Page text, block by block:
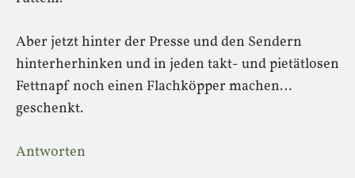
Aber jetzt hinter der Presse und den Sendern
hinterherhinken und in jeden takt- und pietätlosen
Fettnapf noch einen Flachköpper machen…
geschenkt.
Antworten